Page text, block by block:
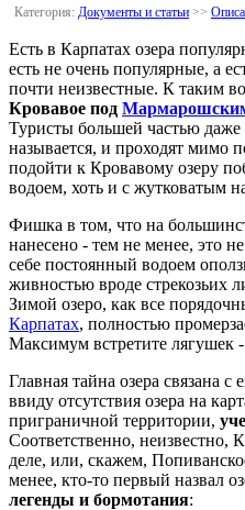
Категория: Документы и статьи >>
Есть в Карпатах озера
есть не очень популярные, а
почти неизвестные. К таким
Кровавое под
Туристы большей частью
называется, и проходят мимо
подойти к Кровавому озеру
водоем, хоть и с жутковатым
Фишка в том, что на
нанесено - тем не менее, это
себе постоянный водоем
живностью вроде стрекозьих
Зимой озеро, как все
Карпатах, полностью
Максимум встретите лягушек -
Главная тайна озера связана
ввиду отсутствия озера на
приграничной территории,
Соответственно, неизвестно,
деле, или, скажем,
менее, кто-то первый назвал
легенды и бормотания: